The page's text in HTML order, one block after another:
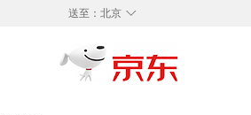
◇
送至： 北京